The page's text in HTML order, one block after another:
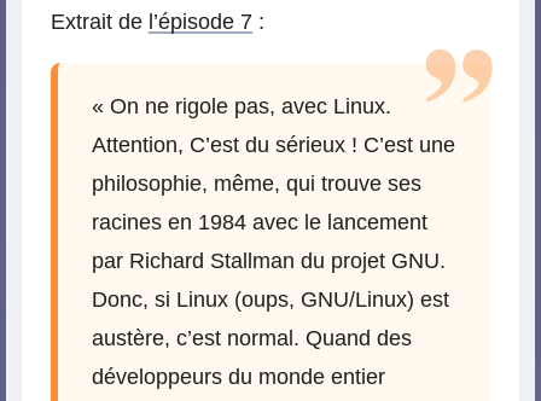
Extrait de l’épisode 7 :
« On ne rigole pas, avec Linux.
Attention, C’est du sérieux ! C’est une
philosophie, même, qui trouve ses
racines en 1984 avec le lancement
par Richard Stallman du projet GNU.
Donc, si Linux (oups, GNU/Linux) est
austère, c’est normal. Quand des
développeurs du monde entier